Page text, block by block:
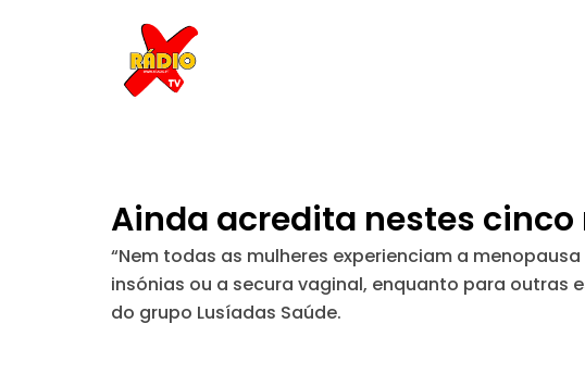
Ainda acredita nestes
“Nem todas as mulheres experienciam a
insónias ou a secura vaginal, enquanto para outras
do grupo Lusíadas Saúde.